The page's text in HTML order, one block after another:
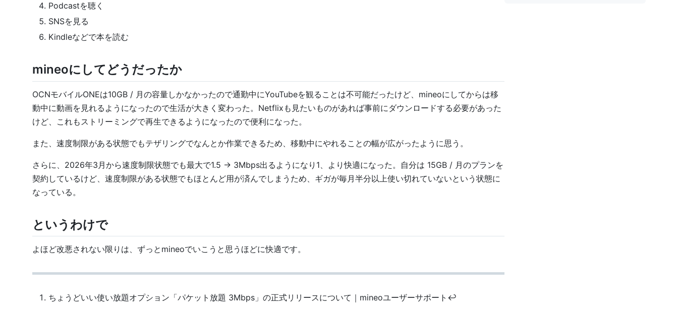
Podcastを聴く
SNSを見る
Kindleなどで本を読む
mineoにしてどうだったか
OCNモバイルONEは10GB / 月の容量しかなかったので通勤中にYouTubeを観ることは不可能だったけど、mineoにしてからは移
動中に動画を見れるようになったので生活が大きく変わった。Netflixも見たいものがあれば事前にダウンロードする必要があった
けど、これもストリーミングで再生できるようになったので便利になった。
また、速度制限がある状態でもテザリングでなんとか作業できるため、移動中にやれることの幅が広がったように思う。
さらに、2026年3月から速度制限状態でも最大で1.5 -> 3Mbps出るようになり 1 、より快適になった。自分は 15GB / 月のプランを
契約しているけど、速度制限がある状態でもほとんど用が済んでしまうため、ギガが毎月半分以上使い切れていないという状態に
なっている。
というわけで
よほど改悪されない限りは、ずっとmineoでいこうと思うほどに快適です。
ちょうどいい使い放題オプション「パケット放題 3Mbps」の正式リリースについて｜mineoユーザーサポート ↩